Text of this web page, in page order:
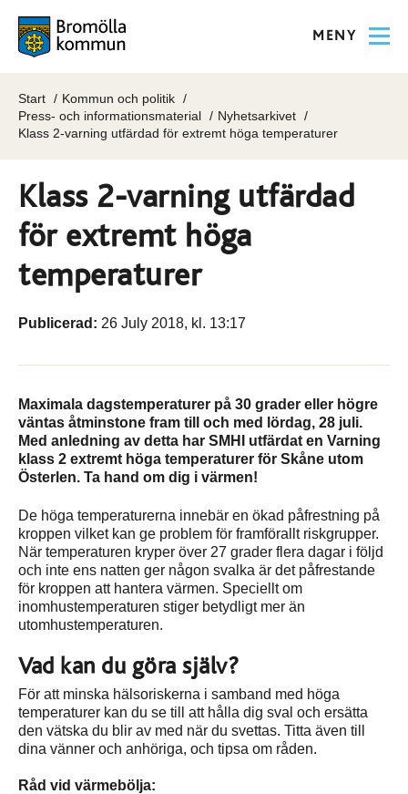
MENY
Start
Kommun och politik
Press- och informationsmaterial
Nyhetsarkivet
Klass 2-varning utfärdad för extremt höga temperaturer
Klass 2-varning utfärdad
för extremt höga
temperaturer
Publicerad: 26 July 2018, kl. 13:17
Maximala dagstemperaturer på 30 grader eller högre
väntas åtminstone fram till och med lördag, 28 juli.
Med anledning av detta har SMHI utfärdat en Varning
klass 2 extremt höga temperaturer för Skåne utom
Österlen. Ta hand om dig i värmen!
De höga temperaturerna innebär en ökad påfrestning på
kroppen vilket kan ge problem för framförallt riskgrupper.
När temperaturen kryper över 27 grader flera dagar i följd
och inte ens natten ger någon svalka är det påfrestande
för kroppen att hantera värmen. Speciellt om
inomhustemperaturen stiger betydligt mer än
utomhustemperaturen.
Vad kan du göra själv?
För att minska hälsoriskerna i samband med höga
temperaturer kan du se till att hålla dig sval och ersätta
den vätska du blir av med när du svettas. Titta även till
dina vänner och anhöriga, och tipsa om råden.
Råd vid värmebölja: